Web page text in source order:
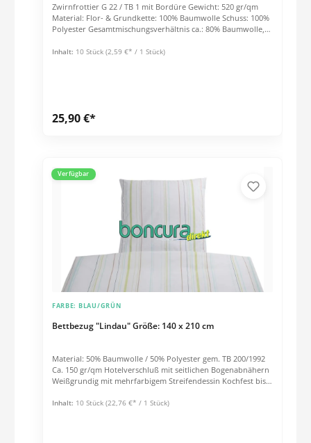
Zwirnfrottier G 22 / TB 1 mit Bordüre Gewicht: 520 gr/qm
Material: Flor- & Grundkette: 100% Baumwolle Schuss: 100%
Polyester Gesamtmischungsverhältnis ca.: 80% Baumwolle,
Inhalt: 10 Stück (2,59 €* / 1 Stück)
25,90 €*
Verfügbar
Bettbezug "Lindau" Größe: 140 x 210 cm
FARBE: BLAU/GRÜN
Material: 50% Baumwolle / 50% Polyester gem. TB 200/1992
Ca. 150 gr/qm Hotelverschluß mit seitlichen Bogenabnähern
Weißgrundig mit mehrfarbigem Streifendessin Kochfest bis
Inhalt: 10 Stück (22,76 €* / 1 Stück)